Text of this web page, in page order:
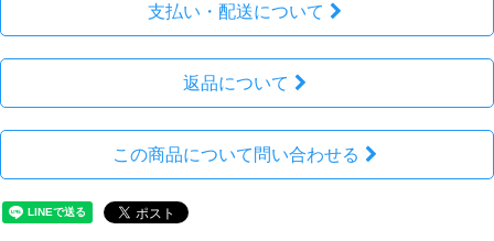
支払い・配送について
返品について
この商品について問い合わせる